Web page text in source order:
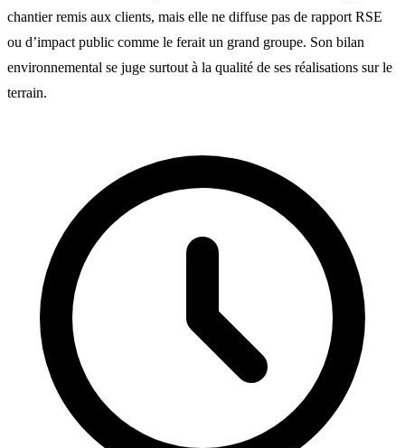
chantier remis aux clients, mais elle ne diffuse pas de rapport RSE
ou d’impact public comme le ferait un grand groupe. Son bilan
environnemental se juge surtout à la qualité de ses réalisations sur le
terrain.